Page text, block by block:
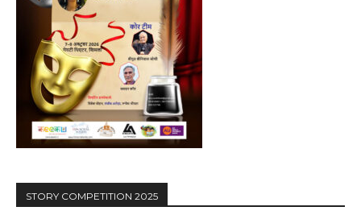
STORY COMPETITION 2025